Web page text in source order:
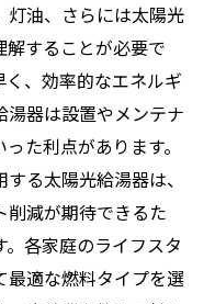
習慣
活用
けで節約
高め方
寿命を延ばす理由
容
未然に防ぐ
テナンス術
灯油、さらには太陽光
することが必要で
、効率的なエネルギ
湯器は設置やメンテナ
た利点があります。
る太陽光給湯器は、
減が期待できるた
各家庭のライフスタ
最適な燃料タイプを選